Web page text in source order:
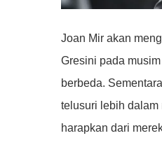
Joan Mir akan
Gresini pada
berbeda.
telusuri lebih dalam
harapkan dari